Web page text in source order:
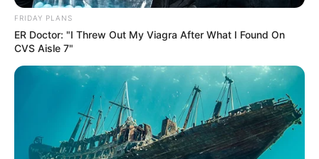
FRIDAY PLANS
ER Doctor: "I Threw Out My Viagra After What I Found On
CVS Aisle 7"